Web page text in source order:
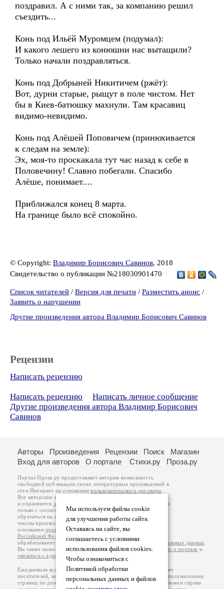
поздравил. А с ними так, за компанию решил
съездить...
Конь под Ильёй Муромцем (подумал):
И какого лешего из конюшни нас вытащили?
Только начали поздравляться.
Конь под Добрыней Никитичем (ржёт):
Вот, дурни старые, рыщут в поле чистом. Нет
бы в Киев-батюшку махнули. Там красавиц
видимо-невидимо.
Конь под Алёшей Поповичем (принюхивается
к следам на земле):
Эх, моя-то проскакала тут час назад к себе в
Половечину! Славно побегали. Спасибо
Алёше, понимает....
Приближался конец 8 марта.
На границе было всё спокойно.
© Copyright: Владимир Борисович Савинов, 2018
Свидетельство о публикации №218030901470
Список читателей / Версия для печати / Разместить анонс /
Заявить о нарушении
Другие произведения автора Владимир Борисович Савинов
Рецензии
Написать рецензию
Написать рецензию
Написать личное сообщение
Другие произведения автора Владимир Борисович
Савинов
Мы используем файлы cookie
для улучшения работы сайта.
Оставаясь на сайте, вы
соглашаетесь с условиями
использования файлов cookies.
Чтобы ознакомиться с
Политикой обработки
персональных данных и файлов
Авторы Произведения Рецензии Поиск
Магазин
Вход для авторов
О портале Стихи.ру Проза.ру
Портал Проза.ру предоставляет авторам возможность
свободной публикации своих литературных произведений в
сети Интернет на основаниипользовательского договора
Все авторские права на произведения принадлежат авторам
и охраняются законом
. Перепечатка произведений возможна
только с согласия его автора, к которому вы можете
обратиться на его авторской странице. Ответственность за
тексты произведений авторы несут самостоятельно на
основанииправил публикацииизаконодательства
Российской Федерации
обрабатываются на основанииПолитики обработки персональных данных
Вы также можете посмотреть более подробнуюинформацию о портале и
связаться с администрацией
Ежедневная аудитория портала Проза.ру – порядка 100 тысяч
посетителей, которые в общей сумме просматривают более полумиллиона
страниц по данным счетчика посещаемости, который расположен справа